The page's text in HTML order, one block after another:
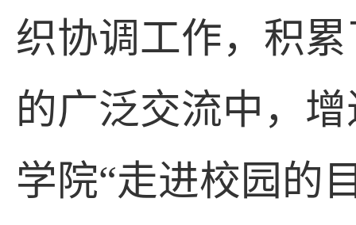
织协调工作，积
的广泛交流中，
学院“走进校园的